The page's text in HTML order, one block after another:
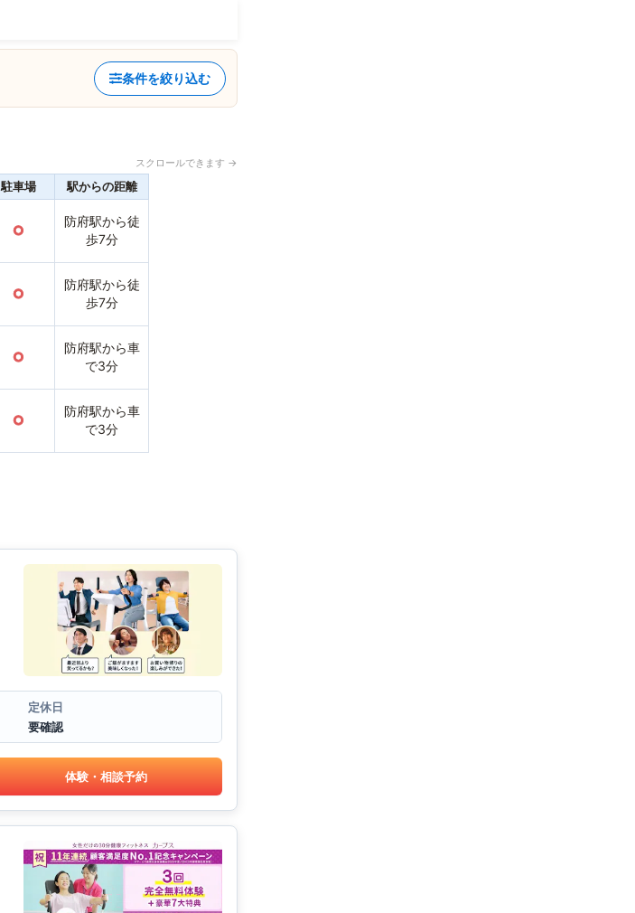
条件を絞り込む
スクロールできます →
駐車場 駅からの距離
○
防府駅から徒
歩7分
○
防府駅から徒
歩7分
○
防府駅から車
で3分
○
防府駅から車
で3分
定休日
要確認
体験・相談予約